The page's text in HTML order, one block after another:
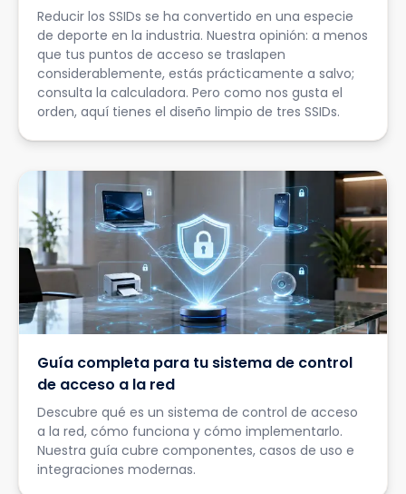
Reducir los SSIDs se ha convertido en una especie
de deporte en la industria. Nuestra opinión: a menos
que tus puntos de acceso se traslapen
considerablemente, estás prácticamente a salvo;
consulta la calculadora. Pero como nos gusta el
orden, aquí tienes el diseño limpio de tres SSIDs.
Guía completa para tu sistema de control
de acceso a la red
Descubre qué es un sistema de control de acceso
a la red, cómo funciona y cómo implementarlo.
Nuestra guía cubre componentes, casos de uso e
integraciones modernas.